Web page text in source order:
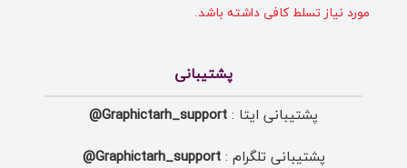
مورد نیاز تسلط کافی داشته باشد.
پشتیبانی
پشتیبانی ایتا : Graphictarh_support@
پشتیبانی تلگرام :Graphictarh_support@